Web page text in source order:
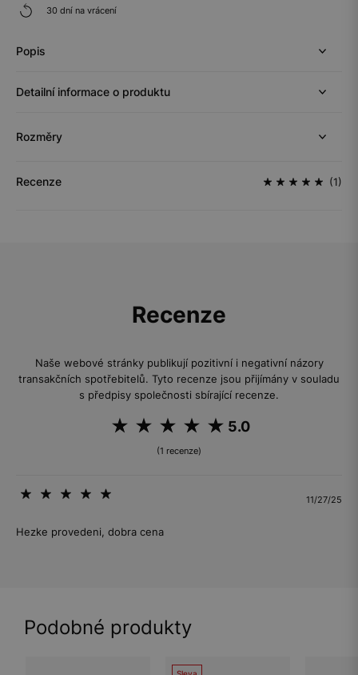
30 dní na vrácení
Popis
Detailní informace o produktu
Rozměry
Recenze (1)
Recenze
Naše webové stránky publikují pozitivní i negativní názory
transakčních spotřebitelů. Tyto recenze jsou přijímány v souladu
s předpisy společnosti sbírající recenze.
5.0
(1 recenze)
11/27/25
Hezke provedeni, dobra cena
Podobné produkty